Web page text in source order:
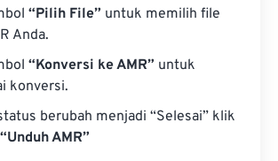
“Pilih File” untuk memilih file
Anda.
“Konversi ke AMR” untuk
konversi.
berubah menjadi “Selesai” klik
“Unduh AMR”